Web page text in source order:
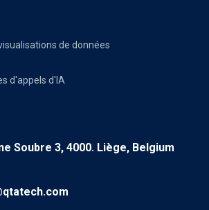
de données
d'appels d'IA
Soubre 3, 4000. Liège, Belgium